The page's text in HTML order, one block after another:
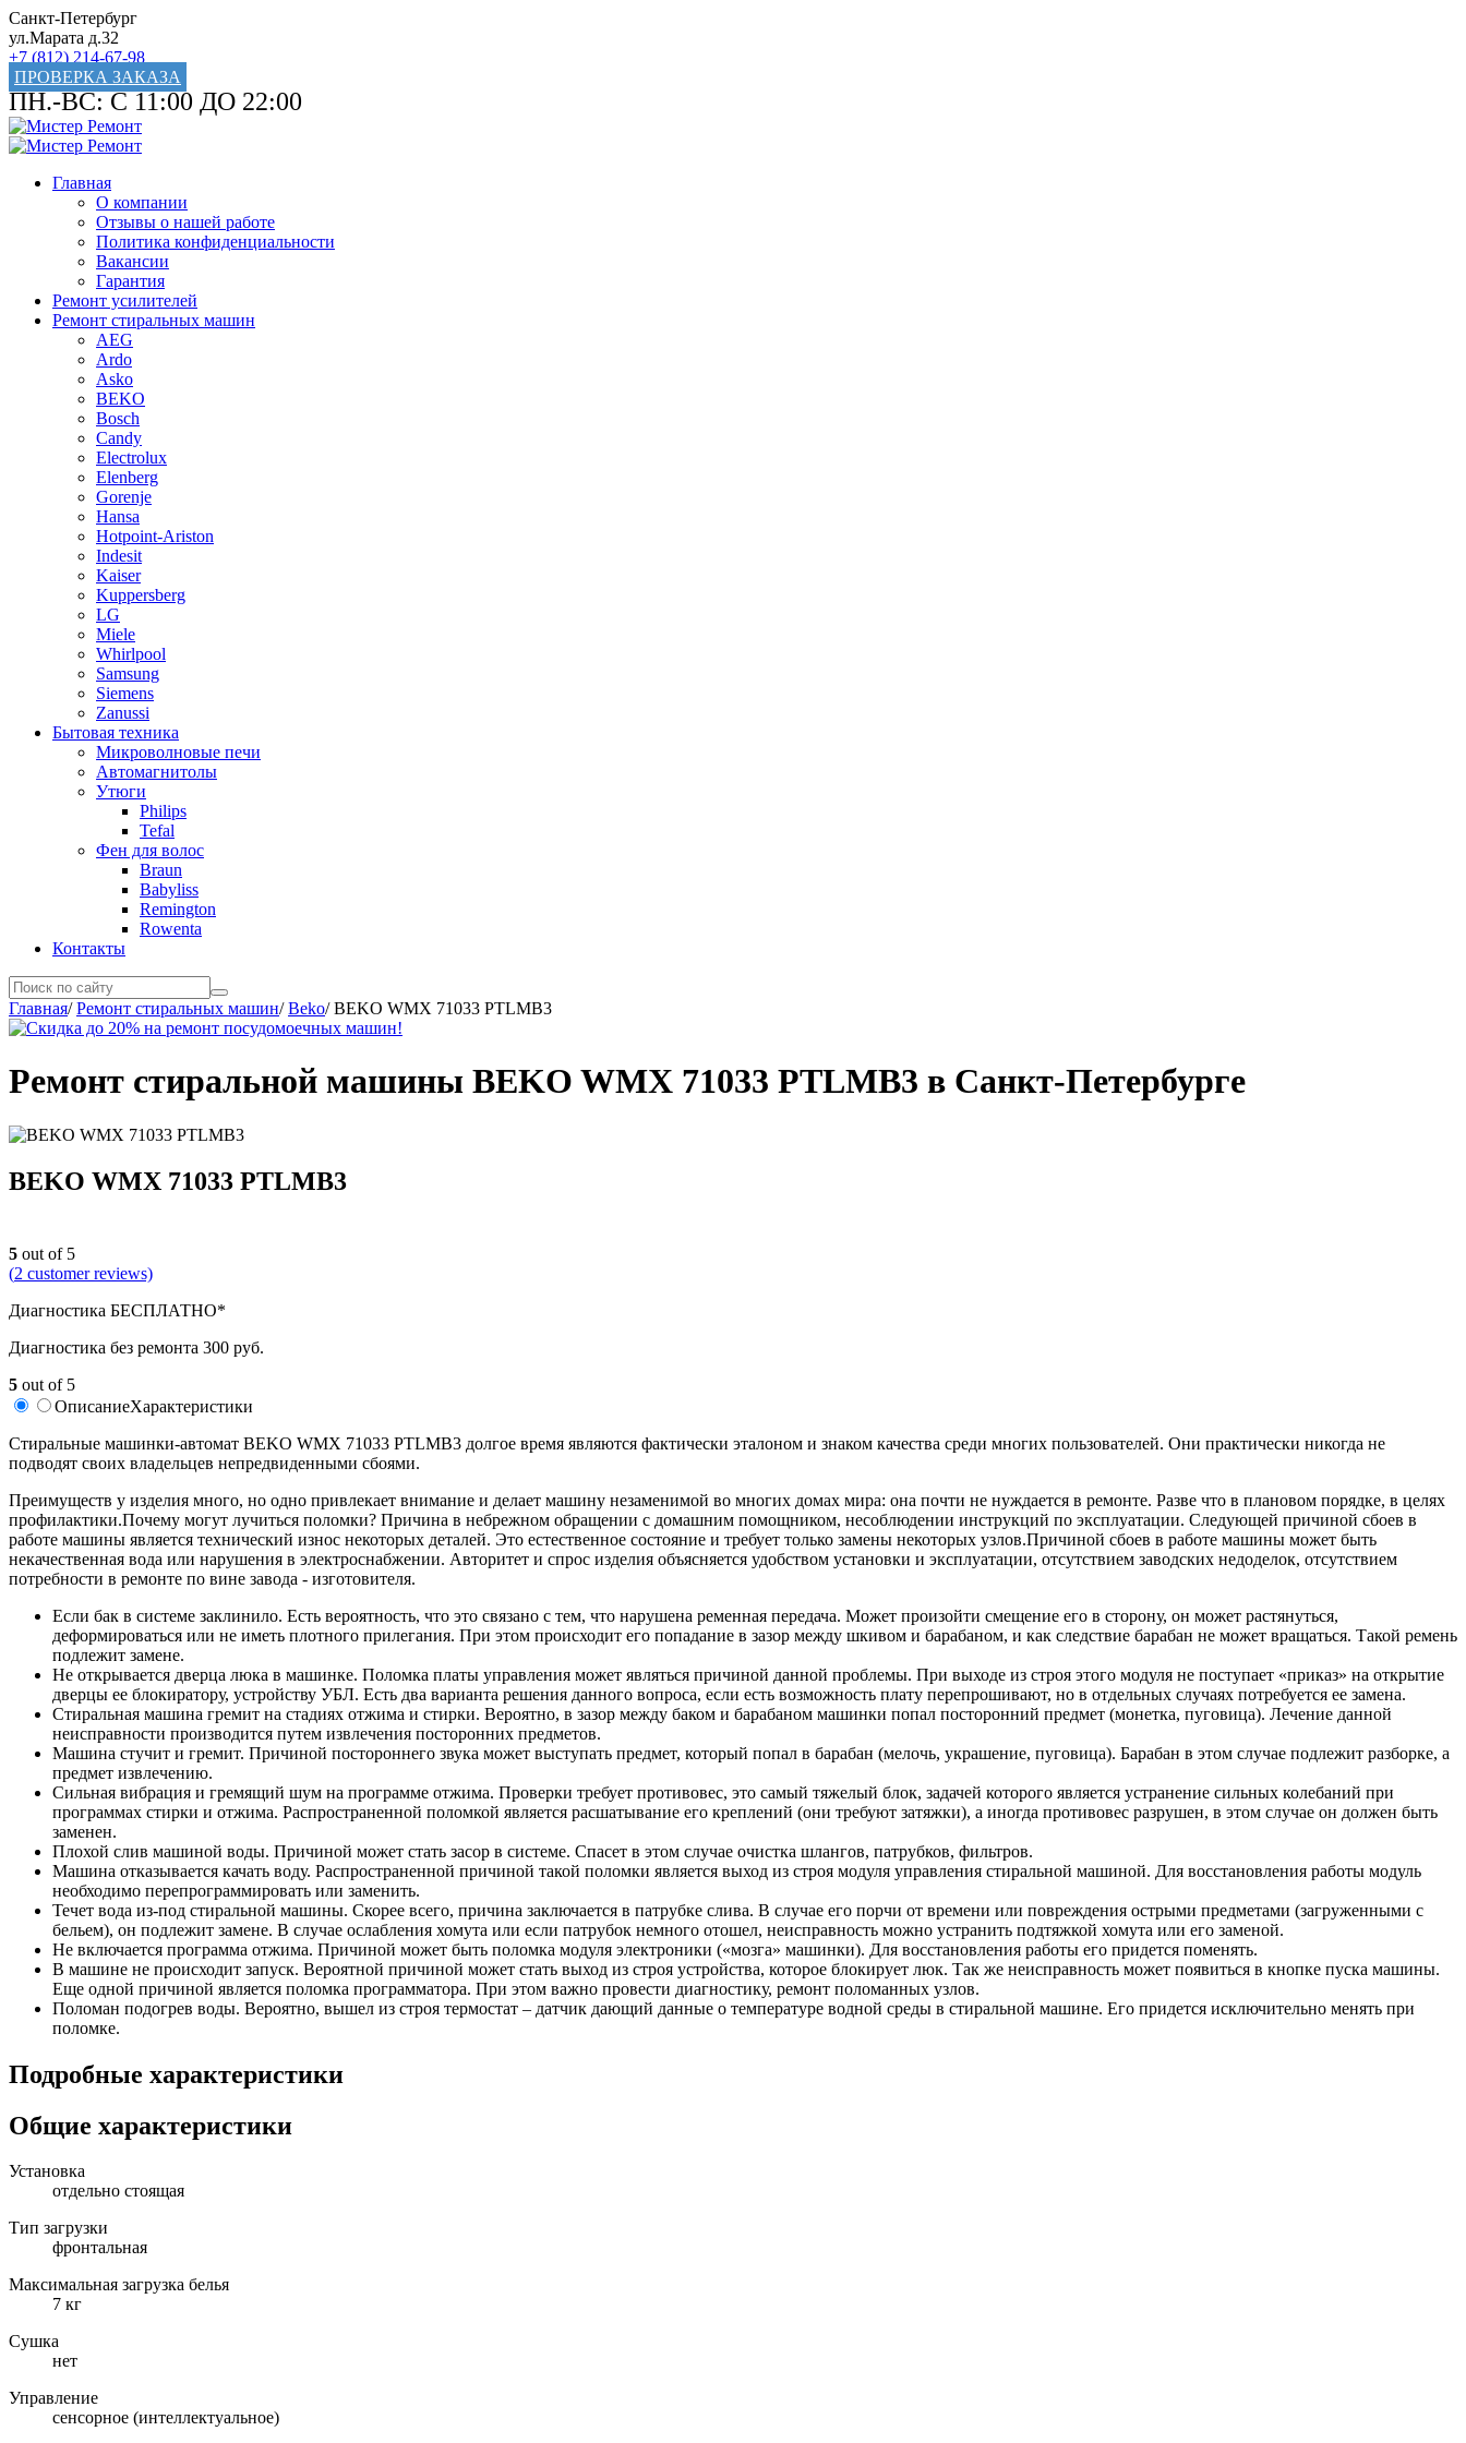
Санкт-Петербург
ул.Марата д.32
+7 (812) 214-67-98
ПРОВЕРКА ЗАКАЗА
ПН.-ВС: С 11:00 ДО 22:00
Главная
О компании
Отзывы о нашей работе
Политика конфиденциальности
Вакансии
Гарантия
Ремонт усилителей
Ремонт стиральных машин
AEG
Ardo
Asko
BEKO
Bosch
Candy
Electrolux
Elenberg
Gorenje
Hansa
Hotpoint-Ariston
Indesit
Kaiser
Kuppersberg
LG
Miele
Whirlpool
Samsung
Siemens
Zanussi
Бытовая техника
Микроволновые печи
Автомагнитолы
Утюги
Philips
Tefal
Фен для волос
Braun
Babyliss
Remington
Rowenta
Контакты
Главная/Ремонт стиральных машин/Beko/BEKO WMX 71033 PTLMB3
Ремонт стиральной машины BEKO WMX 71033 PTLMB3 в Санкт-Петербурге
BEKO WMX 71033 PTLMB3
5 out of 5
(2 customer reviews)
Диагностика БЕСПЛАТНО*
Диагностика без ремонта 300 руб.
5 out of 5
ОписаниеХарактеристики
Стиральные машинки-автомат BEKO WMX 71033 PTLMB3 долгое время являются фактически эталоном и знаком качества среди многих пользователей. Они практически никогда не
подводят своих владельцев непредвиденными сбоями.
Преимуществ у изделия много, но одно привлекает внимание и делает машину незаменимой во многих домах мира: она почти не нуждается в ремонте. Разве что в плановом порядке, в целях
профилактики.Почему могут лучиться поломки? Причина в небрежном обращении с домашним помощником, несоблюдении инструкций по эксплуатации. Следующей причиной сбоев в
работе машины является технический износ некоторых деталей. Это естественное состояние и требует только замены некоторых узлов.Причиной сбоев в работе машины может быть
некачественная вода или нарушения в электроснабжении. Авторитет и спрос изделия объясняется удобством установки и эксплуатации, отсутствием заводских недоделок, отсутствием
потребности в ремонте по вине завода - изготовителя.
Если бак в системе заклинило. Есть вероятность, что это связано с тем, что нарушена ременная передача. Может произойти смещение его в сторону, он может растянуться,
деформироваться или не иметь плотного прилегания. При этом происходит его попадание в зазор между шкивом и барабаном, и как следствие барабан не может вращаться. Такой ремень
подлежит замене.
Не открывается дверца люка в машинке. Поломка платы управления может являться причиной данной проблемы. При выходе из строя этого модуля не поступает «приказ» на открытие
дверцы ее блокиратору, устройству УБЛ. Есть два варианта решения данного вопроса, если есть возможность плату перепрошивают, но в отдельных случаях потребуется ее замена.
Стиральная машина гремит на стадиях отжима и стирки. Вероятно, в зазор между баком и барабаном машинки попал посторонний предмет (монетка, пуговица). Лечение данной
неисправности производится путем извлечения посторонних предметов.
Машина стучит и гремит. Причиной постороннего звука может выступать предмет, который попал в барабан (мелочь, украшение, пуговица). Барабан в этом случае подлежит разборке, а
предмет извлечению.
Сильная вибрация и гремящий шум на программе отжима. Проверки требует противовес, это самый тяжелый блок, задачей которого является устранение сильных колебаний при
программах стирки и отжима. Распространенной поломкой является расшатывание его креплений (они требуют затяжки), а иногда противовес разрушен, в этом случае он должен быть
заменен.
Плохой слив машиной воды. Причиной может стать засор в системе. Спасет в этом случае очистка шлангов, патрубков, фильтров.
Машина отказывается качать воду. Распространенной причиной такой поломки является выход из строя модуля управления стиральной машиной. Для восстановления работы модуль
необходимо перепрограммировать или заменить.
Течет вода из-под стиральной машины. Скорее всего, причина заключается в патрубке слива. В случае его порчи от времени или повреждения острыми предметами (загруженными с
бельем), он подлежит замене. В случае ослабления хомута или если патрубок немного отошел, неисправность можно устранить подтяжкой хомута или его заменой.
Не включается программа отжима. Причиной может быть поломка модуля электроники («мозга» машинки). Для восстановления работы его придется поменять.
В машине не происходит запуск. Вероятной причиной может стать выход из строя устройства, которое блокирует люк. Так же неисправность может появиться в кнопке пуска машины.
Еще одной причиной является поломка программатора. При этом важно провести диагностику, ремонт поломанных узлов.
Поломан подогрев воды. Вероятно, вышел из строя термостат – датчик дающий данные о температуре водной среды в стиральной машине. Его придется исключительно менять при
поломке.
Подробные характеристики
Общие характеристики
Установка
отдельно стоящая
Тип загрузки
фронтальная
Максимальная загрузка белья
7 кг
Сушка
нет
Управление
сенсорное (интеллектуальное)